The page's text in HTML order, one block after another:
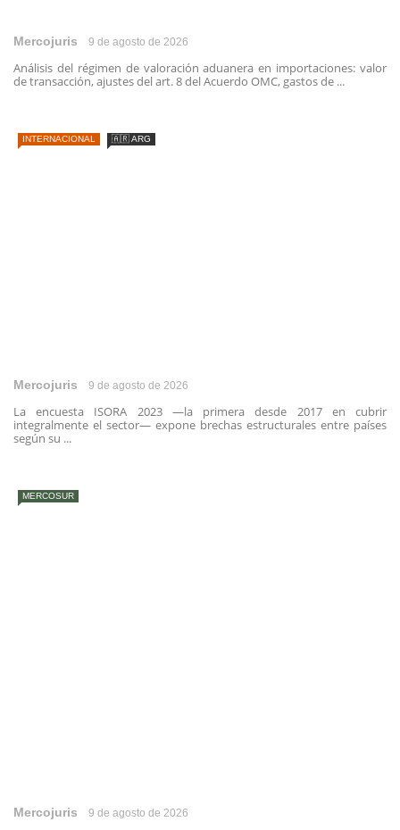
Mercojuris 9 de agosto de 2026
Análisis del régimen de valoración aduanera en importaciones: valor
de transacción, ajustes del art. 8 del Acuerdo OMC, gastos de ...
INTERNACIONAL 🇦🇷 ARG
Mercojuris 9 de agosto de 2026
La encuesta ISORA 2023 —la primera desde 2017 en cubrir
integralmente el sector— expone brechas estructurales entre países
según su ...
MERCOSUR
Mercojuris 9 de agosto de 2026